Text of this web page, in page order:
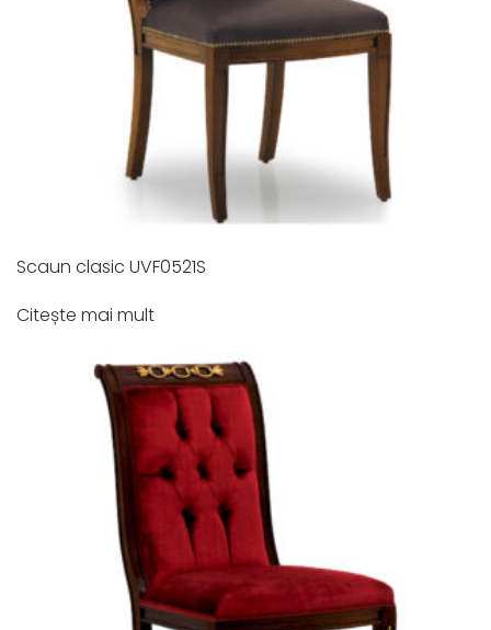
Scaun clasic UVF0521S
Citește mai mult